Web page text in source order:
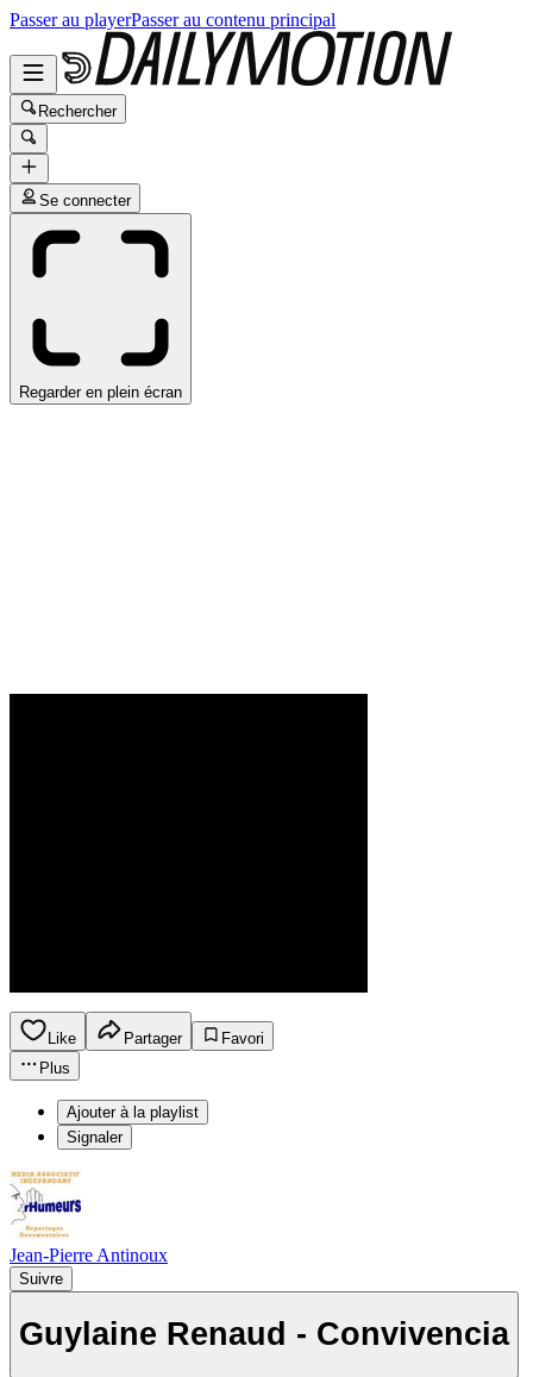
Passer au playerPasser au contenu principal
Rechercher
Se connecter
Regarder en plein écran
Like Partager
Favori
Plus
Ajouter à la playlist
Signaler
Jean-Pierre Antinoux
Suivre
Guylaine Renaud - Convivencia